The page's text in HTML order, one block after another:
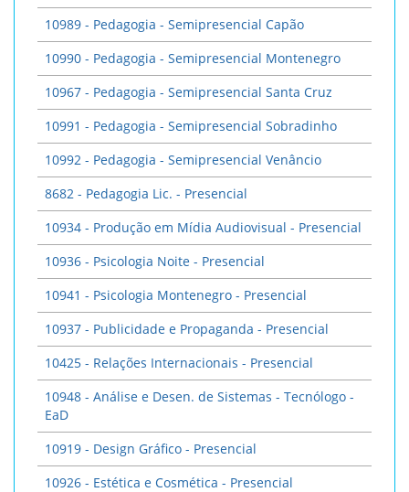
10989 - Pedagogia - Semipresencial Capão
10990 - Pedagogia - Semipresencial Montenegro
10967 - Pedagogia - Semipresencial Santa Cruz
10991 - Pedagogia - Semipresencial Sobradinho
10992 - Pedagogia - Semipresencial Venâncio
8682 - Pedagogia Lic. - Presencial
10934 - Produção em Mídia Audiovisual - Presencial
10936 - Psicologia Noite - Presencial
10941 - Psicologia Montenegro - Presencial
10937 - Publicidade e Propaganda - Presencial
10425 - Relações Internacionais - Presencial
10948 - Análise e Desen. de Sistemas - Tecnólogo -
EaD
10919 - Design Gráfico - Presencial
10926 - Estética e Cosmética - Presencial